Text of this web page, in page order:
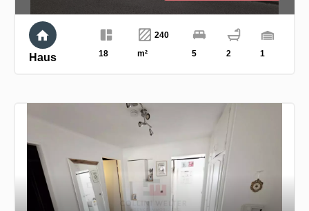
Haus 18
240
m²
5 2 1